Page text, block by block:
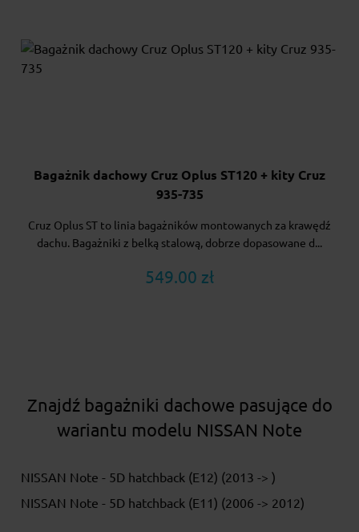
Bagażnik dachowy Cruz Oplus ST120 + kity Cruz
935-735
Cruz Oplus ST to linia bagażników montowanych za krawędź
dachu. Bagażniki z belką stalową, dobrze dopasowane d...
549.00 zł
Znajdź bagażniki dachowe pasujące do
wariantu modelu NISSAN Note
NISSAN Note - 5D hatchback (E12) (2013 -> )
NISSAN Note - 5D hatchback (E11) (2006 -> 2012)